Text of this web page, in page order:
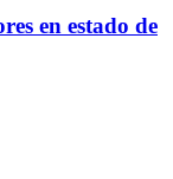
en estado de